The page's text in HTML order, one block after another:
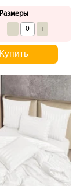
Размеры
- +
Купить